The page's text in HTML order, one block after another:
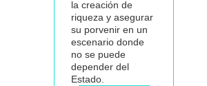
lacreación de
riqueza y asegurar
su porvenir en un
escenario donde
no se puede
depender del
Estado.